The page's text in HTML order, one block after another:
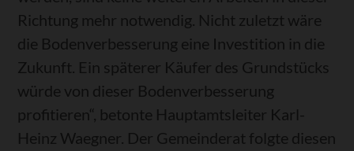
Richtung mehr notwendig. Nicht zuletzt wäre
die Bodenverbesserung eine Investition in die
Zukunft. Ein späterer Käufer des Grundstücks
würde von dieser Bodenverbesserung
profitieren“, betonte Hauptamtsleiter Karl-
Heinz Waegner. Der Gemeinderat folgte diesen